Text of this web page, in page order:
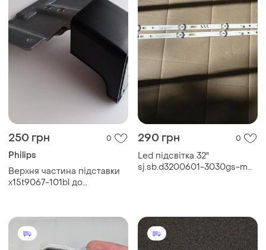
250 грн 0
Philips
Верхня частина підставки
x15t9067-101bl до
290 грн 0
Led підсвітка 32"
sj.sb.d3200601-3030gs-m